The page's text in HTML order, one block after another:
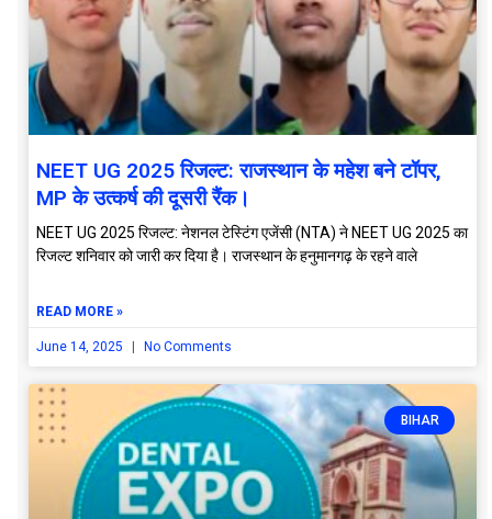
NEET UG 2025 रिजल्‍ट: राजस्थान के महेश बने टॉपर,
MP के उत्कर्ष की दूसरी रैंक।
NEET UG 2025 रिजल्‍ट: नेशनल टेस्टिंग एजेंसी (NTA) ने NEET UG 2025 का
रिजल्ट शनिवार को जारी कर दिया है। राजस्थान के हनुमानगढ़ के रहने वाले
READ MORE »
June 14, 2025 No Comments
BIHAR